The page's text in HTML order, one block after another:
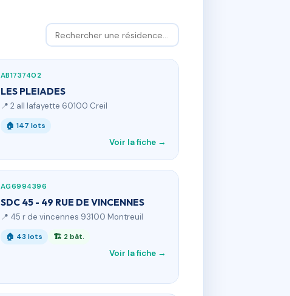
AB1737402
LES PLEIADES
📍 2 all lafayette 60100 Creil
🏠 147 lots
Voir la fiche →
AG6994396
SDC 45 - 49 RUE DE VINCENNES
📍 45 r de vincennes 93100 Montreuil
🏠 43 lots 🏗 2 bât.
Voir la fiche →